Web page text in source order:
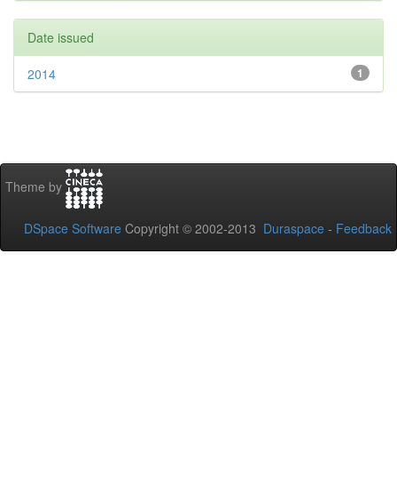
Date issued
1
2014
Theme by
DSpace Software Copyright © 2002-2013 Duraspace - Feedback